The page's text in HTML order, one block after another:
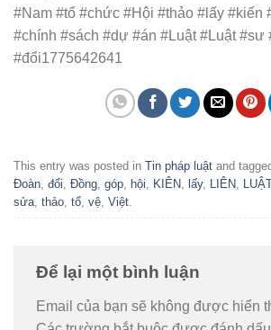
#Nam #tổ #chức #Hội #thảo #lấy #kiến
#chính #sách #dự #án #Luật #Luật #sư
#đổi1775642641
This entry was posted in Tin pháp luật and
Đoàn đổi Đồng góp hội KIÊN lấy, LIÊN LUẬT
sửa thảo tổ vệ Việt
Để lại một bình luận
Email của bạn sẽ không được hiển